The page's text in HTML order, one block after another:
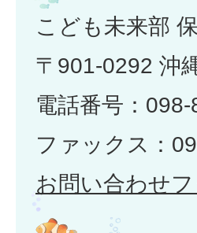
こども未来部
〒901-0292 沖
電話番号：
ファックス：
お問い合わせ